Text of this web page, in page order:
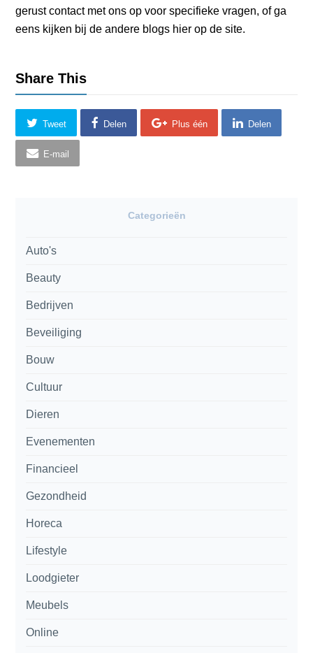
gerust contact met ons op voor specifieke vragen, of ga
eens kijken bij de andere blogs hier op de site.
Share This
Tweet Delen Plus één Delen
E-mail
Categorieën
Auto's
Beauty
Bedrijven
Beveiliging
Bouw
Cultuur
Dieren
Evenementen
Financieel
Gezondheid
Horeca
Lifestyle
Loodgieter
Meubels
Online